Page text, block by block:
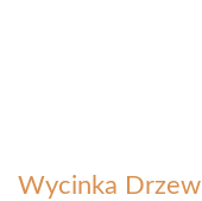
Wycinka Drzew